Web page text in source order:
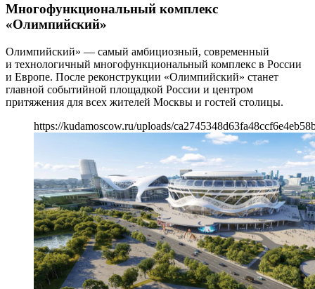
Многофункциональный комплекс
«Олимпийский»
Олимпийский» — самый амбициозный, современный
и технологичный многофункциональный комплекс в России
и Европе. После реконструкции «Олимпийский» станет
главной событийной площадкой России и центром
притяжения для всех жителей Москвы и гостей столицы.
https://kudamoscow.ru/uploads/